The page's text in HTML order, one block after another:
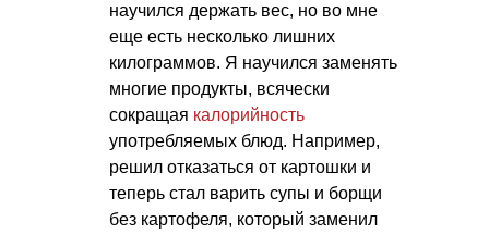
научился держать вес, но во мне
еще есть несколько лишних
килограммов. Я научился заменять
многие продукты, всячески
сокращая калорийность
употребляемых блюд. Например,
решил отказаться от картошки и
теперь стал варить супы и борщи
без картофеля, который заменил